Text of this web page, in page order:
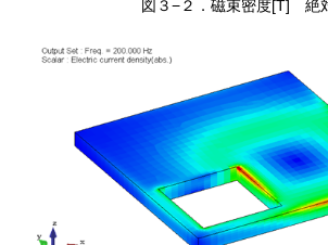
図３−２．磁束密度[T] 絶対